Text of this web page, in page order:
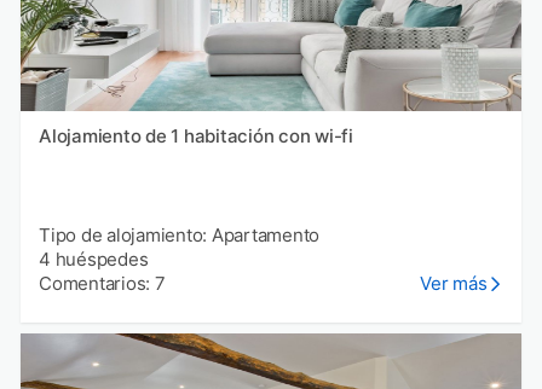
Alojamiento de 1 habitación con wi-fi
Tipo de alojamiento: Apartamento
4 huéspedes
Comentarios: 7
Ver más